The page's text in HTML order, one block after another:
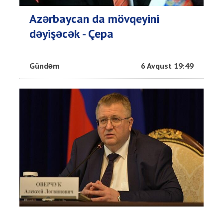
Azərbaycan da mövqeyini
dəyişəcək - Çepa
Gündəm 6 Avqust 19:49